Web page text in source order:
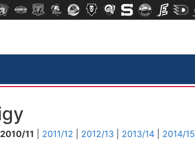
2010/11 2011/12 2012/13 2013/14 2014/15